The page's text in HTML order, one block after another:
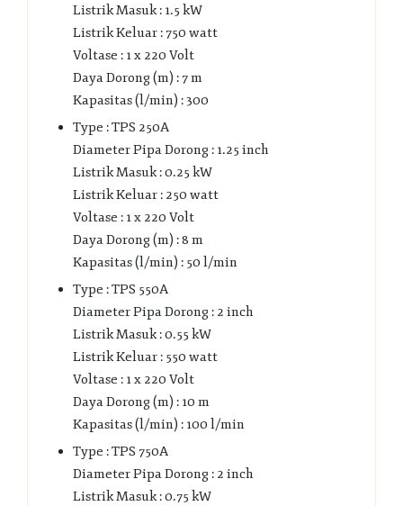
Listrik Masuk : 1.5 kW
Listrik Keluar : 750 watt
Voltase : 1 x 220 Volt
Daya Dorong (m) : 7 m
Kapasitas (l/min) : 300
Type : TPS 250A
Diameter Pipa Dorong : 1.25 inch
Listrik Masuk : 0.25 kW
Listrik Keluar : 250 watt
Voltase : 1 x 220 Volt
Daya Dorong (m) : 8 m
Kapasitas (l/min) : 50 l/min
Type : TPS 550A
Diameter Pipa Dorong : 2 inch
Listrik Masuk : 0.55 kW
Listrik Keluar : 550 watt
Voltase : 1 x 220 Volt
Daya Dorong (m) : 10 m
Kapasitas (l/min) : 100 l/min
Type : TPS 750A
Diameter Pipa Dorong : 2 inch
Listrik Masuk : 0.75 kW